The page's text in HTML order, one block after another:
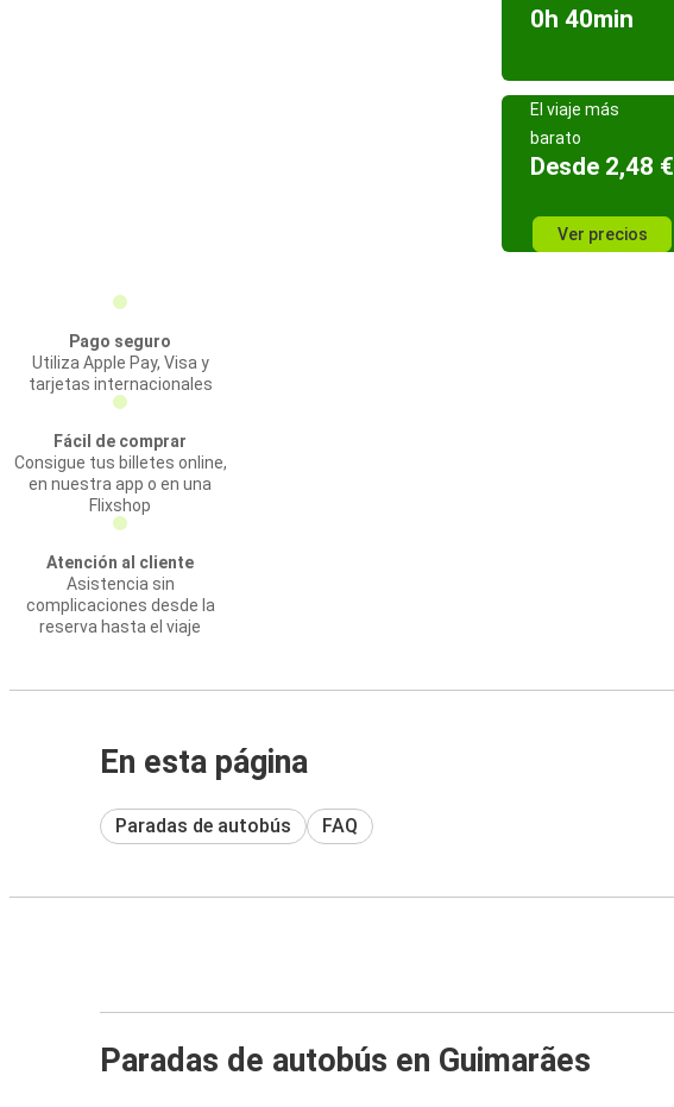
0h 40min
El viaje más
barato
Desde 2,48 €
Ver precios
Pago seguro
Utiliza Apple Pay, Visa y
tarjetas internacionales
Fácil de comprar
Consigue tus billetes online,
en nuestra app o en una
Flixshop
Atención al cliente
Asistencia sin
complicaciones desde la
reserva hasta el viaje
En esta página
Paradas de autobús FAQ
Paradas de autobús en Guimarães